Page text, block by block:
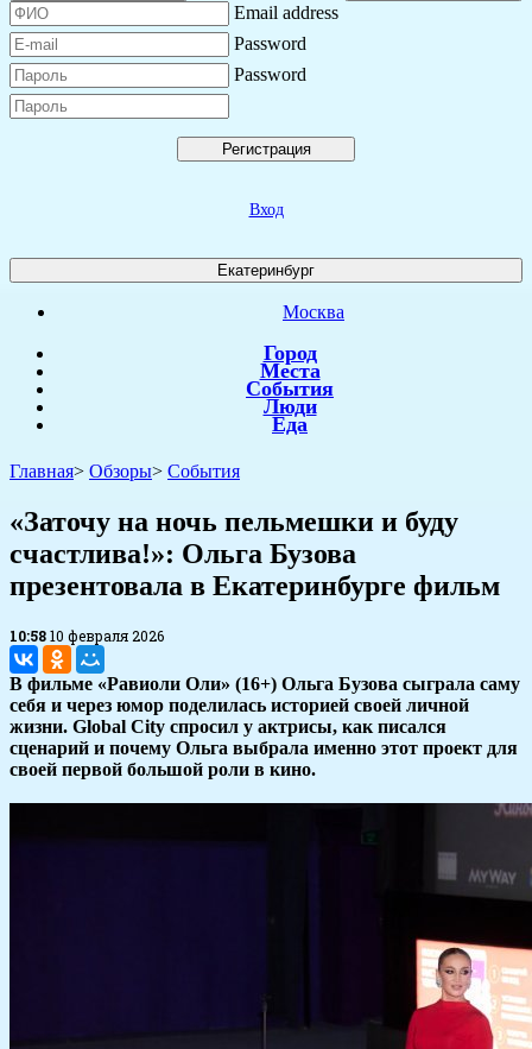
Email address
Password
Password
Регистрация
Вход
Екатеринбург
Москва
Город
Места
События
Люди
Еда
Главная> Обзоры> События
​«Заточу на ночь пельмешки и буду
счастлива!»: Ольга Бузова
презентовала в Екатеринбурге фильм
10:5810 февраля 2026
В фильме «Равиоли Оли» (16+) Ольга Бузова сыграла саму
себя и через юмор поделилась историей своей личной
жизни. Global City спросил у актрисы, как писался
сценарий и почему Ольга выбрала именно этот проект для
своей первой большой роли в кино.